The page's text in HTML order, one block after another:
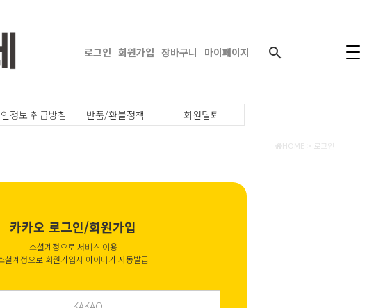
로그인 회원가입 장바구니 마이페이지 search
정보 취급방침 반품/환불정책 회원탈퇴
HOME > 로그인
카카오 로그인/회원가입
소셜계정으로 서비스 이용
셜계정으로 회원가입시 아이디가 자동발급